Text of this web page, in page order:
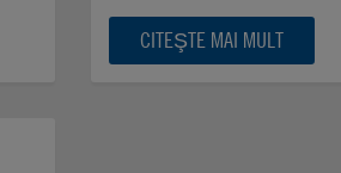
CITEŞTE MAI MULT